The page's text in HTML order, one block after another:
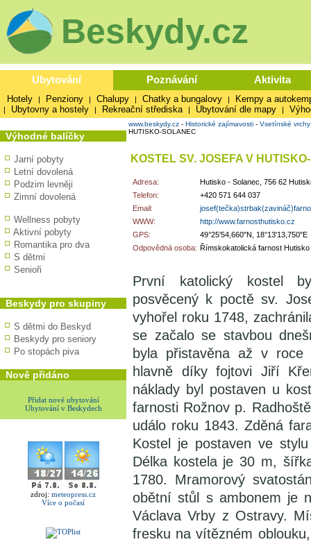
Beskydy.cz
Ubytování Poznávání Aktivita
Hotely | Penziony | Chalupy | Chatky a bungalovy | Kempy a
| Ubytovny a hostely | Rekreační střediska | Ubytování dle mapy |
Výhodné balíčky
Jarní pobyty
Letní dovolená
Podzim levněji
Zimní dovolená
Wellness pobyty
Aktivní pobyty
Romantika pro dva
S dětmi
Senioři
Beskydy pro skupiny
S dětmi do Beskyd
Beskydy pro seniory
Po stopách piva
Nově přidáno
Přidat nové ubytování
Ubytování v Beskydech
zdroj: meteopress.cz
Více o počasí
www.beskydy.cz - Historické zajímavosti - Vsetínské vrchy
HUTISKO-SOLANEC
KOSTEL SV. JOSEFA V
Adresa:
Hutisko - Solanec, 756 62
Telefon:
+420 571 644 037
Email:
WWW:
http://www.farnosthutisko.cz
GPS:
49°25'54,660"N, 18°13'13,750"E
Odpovědná osoba: Římskokatolická farnost Hutisko
První katolický kostel
posvěcený k poctě sv.
vyhořel roku 1748,
se začalo se stavbou
byla přistavěna až v roce
hlavně díky fojtovi Jiří
náklady byl postaven u
farnosti Rožnov p.
událo roku 1843. Zděná
Kostel je postaven ve
Délka kostela je 30 m,
1780. Mramorový
obětní stůl s ambonem je
Václava Vrby z Ostravy.
fresku na vítězném